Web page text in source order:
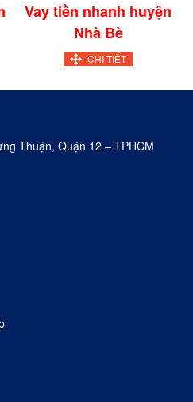
Vay tiền nhanh huyện
Nhà Bè
CHI TIẾT
Thuận, Quận 12 – TPHCM